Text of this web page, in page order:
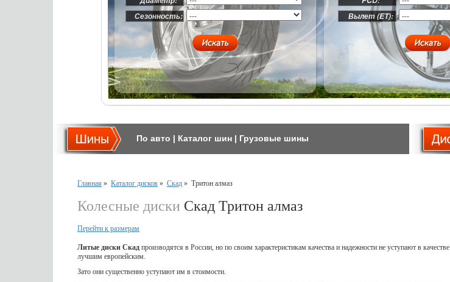
Сезонность:
Вылет (ET):
По авто | Каталог шин | Грузовые шины
Главная » Каталог дисков » Скад » Тритон алмаз
Колесные диски Скад Тритон алмаз
Перейти к размерам
Литые диски Скад производятся в России, но по своим характеристикам качества и надежности не уступают в качестве
лучшим европейским.
Зато они существенно уступают им в стоимости.